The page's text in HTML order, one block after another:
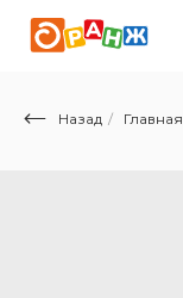
Назад / Главная